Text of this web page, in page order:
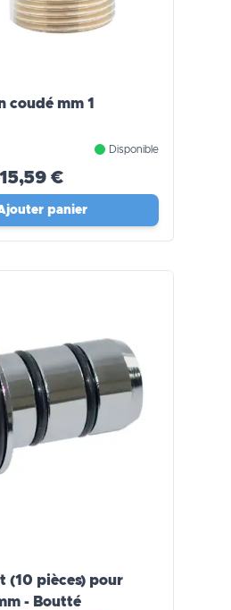
coudé mm 1
Disponible
15,59 €
panier
(10 pièces) pour
tube PER 16 mm - Boutté